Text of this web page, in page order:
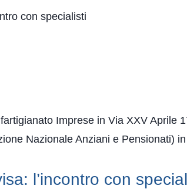
con specialisti
Imprese in Via XXV
Nazionale Anziani e Pensionati)
l’incontro con